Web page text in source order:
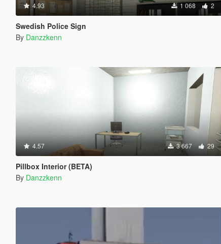
4.93 1 068 2
Swedish Police Sign
By Danzzkenn
4.57 3 667 29
Pillbox Interior (BETA)
By Danzzkenn